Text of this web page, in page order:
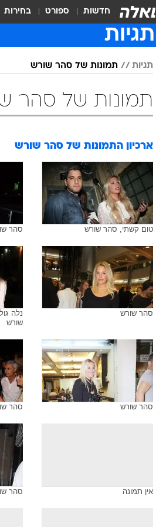
חדשות ספורט בחירות
תגיות
תגיות תמונות של סהר שורש
תמונות של סהר
ארכיון התמונות של סהר שורש
טום קשתי, סהר שורש סהר
נלה
שורש